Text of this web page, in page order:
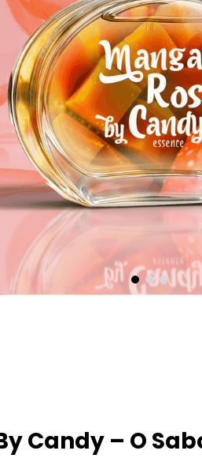
Candy – O